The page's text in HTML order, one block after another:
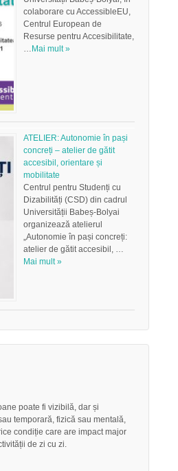
colaborare cu AccessibleEU,
Centrul European de
Resurse pentru Accesibilitate,
… Mai mult »
ATELIER: Autonomie în pași
concreți – atelier de gătit
accesibil, orientare și
mobilitate
Centrul pentru Studenți cu
Dizabilități (CSD) din cadrul
Universității Babeș-Bolyai
organizează atelierul
„Autonomie în pași concreți:
atelier de gătit accesibil, …
Mai mult »
poate fi vizibilă, dar și
temporară, fizică sau mentală,
condiție care are impact major
de zi cu zi.